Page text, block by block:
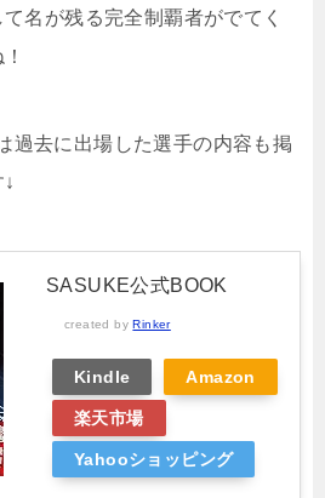
名が残る完全制覇者がでてく
過去に出場した選手の内容も掲
SASUKE公式BOOK
created byRinker
Kindle Amazon
楽天市場
Yahooショッピング